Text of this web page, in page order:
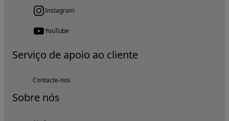
Instagram
YouTube
Serviço de apoio ao cliente
Contacte-nos
Sobre nós